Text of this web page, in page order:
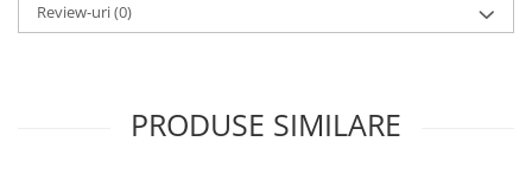
Review-uri(0)
PRODUSE SIMILARE